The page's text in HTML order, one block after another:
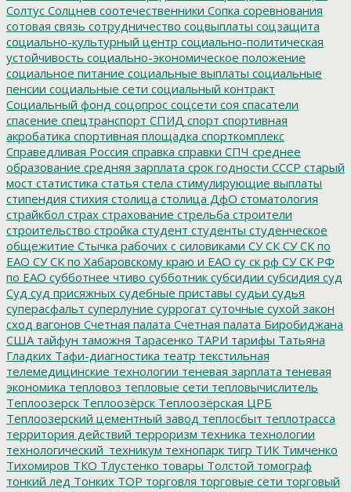
Солтус Солцнев соотечественники Сопка соревнования
сотовая связь сотрудничество соцвыплаты соцзащита
социально-культурный центр социально-политическая
устойчивость социально-экономическое положение
социальное питание социальные выплаты социальные
пенсии социальные сети социальный контракт
Социальный фонд соцопрос соцсети соя спасатели
спасение спецтранспорт СПИД спорт спортивная
акробатика спортивная площадка спорткомплекс
Справедливая Россия справка справки СПЧ среднее
образование средняя зарплата срок годности СССР старый
мост статистика статья стела стимулирующие выплаты
стипендия стихия столица столица ДфО стоматология
страйкбол страх страхование стрельба строители
строительство стройка студент студенты студенческое
общежитие Стычка рабочих с силовиками СУ СК СУ СК по
ЕАО СУ СК по Хабаровскому краю и ЕАО су ск рф СУ СК РФ
по ЕАО субботнее чтиво субботник субсидии субсидия суд
Суд суд присяжных судебные приставы судьи судья
суперасфальт суперлуние суррогат суточные сухой закон
сход вагонов Счетная палата Счетная палата Биробиджана
США тайфун таможня Тарасенко ТАРИ тарифы Татьяна
Гладких Тафи-диагностика театр текстильная
телемедицинские технологии теневая зарплата теневая
экономика тепловоз тепловые сети тепловычислитель
Теплоозерск Теплоозёрск Теплоозёрская ЦРБ
Теплоозерский цементный завод теплосбыт теплотрасса
территория действий терроризм техника технологии
технологический_техникум технопарк тигр ТИК Тимченко
Тихомиров ТКО Тлустенко товары Толстой томограф
тонкий лед Тонких ТОР торговля торговые сети торговый